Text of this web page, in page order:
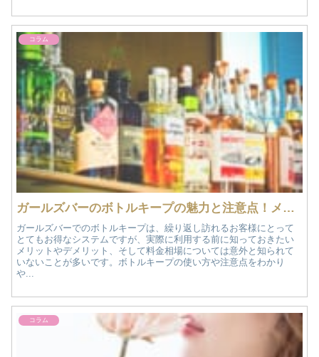
コラム
ガールズバーのボトルキープの魅力と注意点！メリット・デメリットと料金相場を徹底解説
ガールズバーでのボトルキープは、繰り返し訪れるお客様にとって
とてもお得なシステムですが、実際に利用する前に知っておきたい
メリットやデメリット、そして料金相場については意外と知られて
いないことが多いです。ボトルキープの使い方や注意点をわかり
や...
コラム